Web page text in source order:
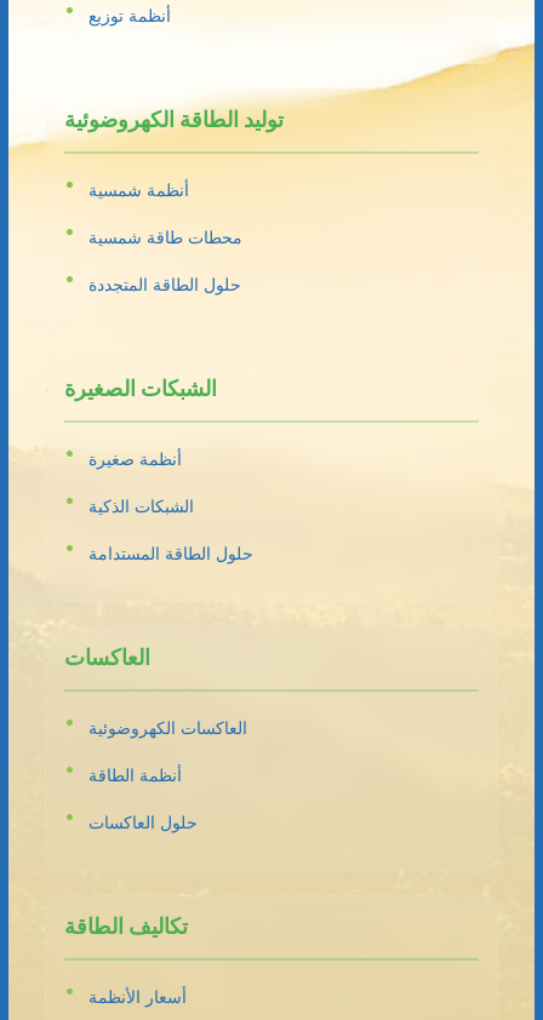
أنظمة توزيع
توليد الطاقة الكهروضوئية
أنظمة شمسية
محطات طاقة شمسية
حلول الطاقة المتجددة
الشبكات الصغيرة
أنظمة صغيرة
الشبكات الذكية
حلول الطاقة المستدامة
العاكسات
العاكسات الكهروضوئية
أنظمة الطاقة
حلول العاكسات
تكاليف الطاقة
أسعار الأنظمة